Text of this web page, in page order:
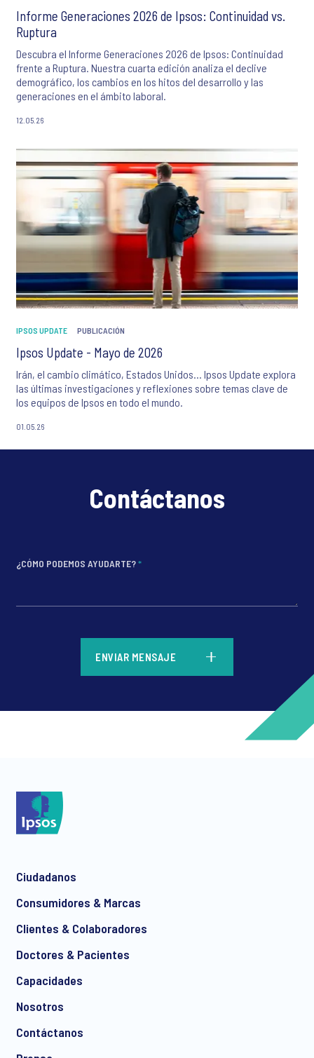
Informe Generaciones 2026 de Ipsos: Continuidad vs.
Ruptura
Descubra el Informe Generaciones 2026 de Ipsos: Continuidad
frente a Ruptura. Nuestra cuarta edición analiza el declive
demográfico, los cambios en los hitos del desarrollo y las
generaciones en el ámbito laboral.
12.05.26
IPSOS UPDATE PUBLICACIÓN
Ipsos Update - Mayo de 2026
Irán, el cambio climático, Estados Unidos… Ipsos Update explora
las últimas investigaciones y reflexiones sobre temas clave de
los equipos de Ipsos en todo el mundo.
01.05.26
Contáctanos
¿CÓMO PODEMOS AYUDARTE?*
ENVIAR MENSAJE
Ciudadanos
Consumidores & Marcas
Clientes & Colaboradores
Doctores & Pacientes
Capacidades
Nosotros
Contáctanos